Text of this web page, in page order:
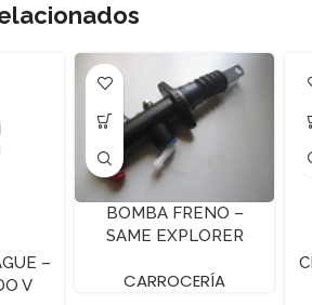
–
V
BOMBA FRENO –
SAME EXPLORER
CARROCERÍA